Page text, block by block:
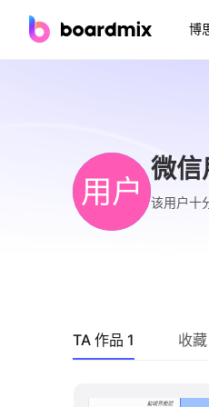
博
用户
微
该用户十
TA 作品 1 收